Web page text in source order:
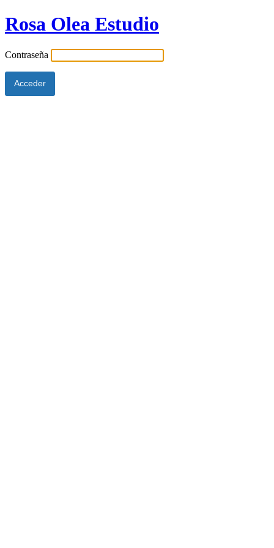
Rosa Olea Estudio
Contraseña